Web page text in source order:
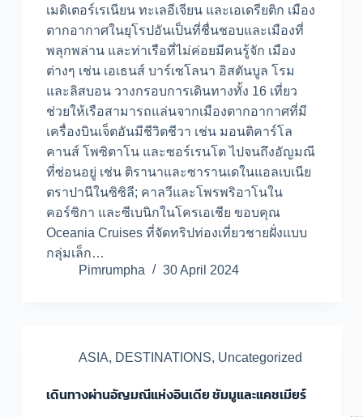
เมดิเตอร์เรเนียน ทะเลอีเจียน และเอเดรียติก เมือง
ตากอากาศในยุโรปอันเป็นที่ชื่นชอบและเมืองที่
พลุกพล่าน และท่าเรือที่ไม่ค่อยมีคนรู้จัก เมือง
ต่างๆ เช่น เอเธนส์ บาร์เซโลนา อิสตันบูล โรม
และลิสบอน วางกรอบการเดินทางทั้ง 16 เที่ยว
ช่วยให้เรือสามารถแล่นจากเมืองตากอากาศที่มี
เครื่องบินเจ็ตอันมีชีวิตชีวา เช่น มอนติคาร์โล
คานส์ โพซิตาโน และซอร์เรนโต ไปจนถึงอัญมณี
ที่ซ่อนอยู่ เช่น ติรานาและซารานเดในแอลเบเนีย
ตราปานีในซิซิลี; คาลวีและโพรพริอาโนใน
คอร์ซิกา และซีเบนิกในโครเอเชีย ขอบคุณ
Oceania Cruises ที่จัดทริปท่องเที่ยวชายฝั่งแบบ
กลุ่มเล็ก…
Pimrumpha
30 April 2024
ASIA, DESTINATIONS, Uncategorized
เดินทางผ่านอัญมณีแห่งอินเดีย ชัมมูและแคชเมียร์